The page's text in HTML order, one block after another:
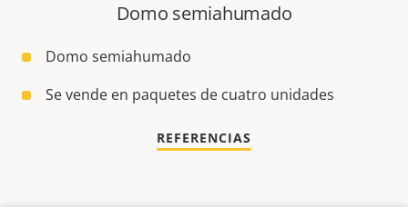
Domo semiahumado
Domo semiahumado
Se vende en paquetes de cuatro unidades
REFERENCIAS